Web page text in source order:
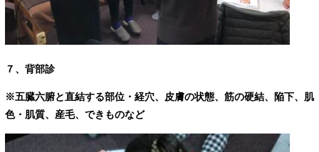
７、背部診
※五臓六腑と直結する部位・経穴、皮膚の状態、筋の硬結、陥下、肌
色・肌質、産毛、できものなど